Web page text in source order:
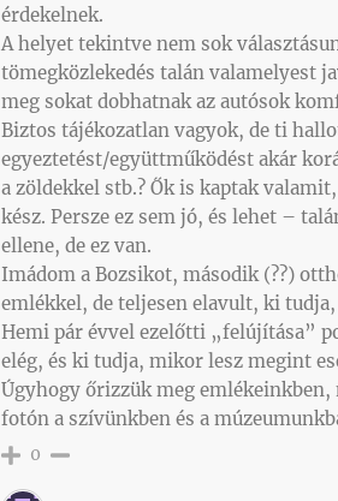
érdekelnek.
A helyet tekintve nem sok
tömegközlekedés talán valamelyest
meg sokat dobhatnak az autósok
Biztos tájékozatlan vagyok, de ti
egyeztetést/együttműködést akár
a zöldekkel stb.? Ők is kaptak
kész. Persze ez sem jó, és lehet –
ellene, de ez van.
Imádom a Bozsikot, második (??)
emlékkel, de teljesen elavult, ki
Hemi pár évvel ezelőtti „felújítása”
elég, és ki tudja, mikor lesz megint
Úgyhogy őrizzük meg
fotón a szívünkben és a
0